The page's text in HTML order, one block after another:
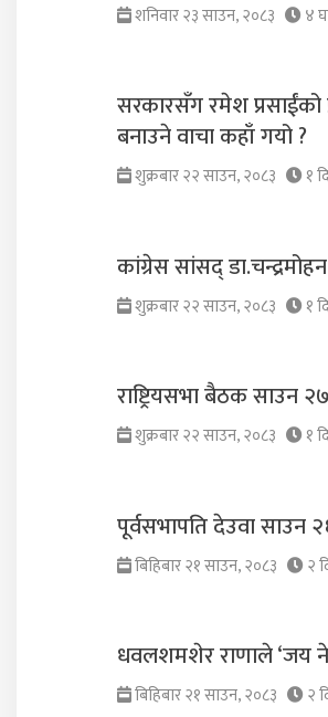
शनिवार २३ साउन, २०८३ ४
सरकारसँग रमेश प्रसाईंको
बनाउने वाचा कहाँ गयो ?
शुक्रबार २२ साउन, २०८३ १
कांग्रेस सांसद्
शुक्रबार २२ साउन, २०८३ १
राष्ट्रियसभा बैठक साउन
शुक्रबार २२ साउन, २०८३ १
पूर्वसभापति देउवा साउन
बिहिबार २१ साउन, २०८३ २
धवलशमशेर राणाले ‘जय
बिहिबार २१ साउन, २०८३ २